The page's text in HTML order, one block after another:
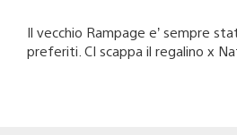
Il vecchio Rampage e’ sempre
preferiti. CI scappa il regalino x